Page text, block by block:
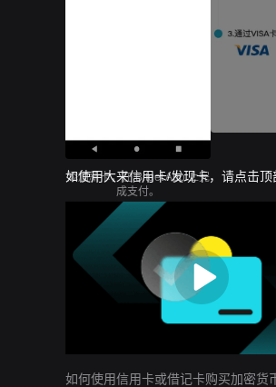
添加新卡，在 Bitget App 上完
成支付。
如使用大来信用卡/发现卡，请点击顶
如何使用信用卡或借记卡购买加密货